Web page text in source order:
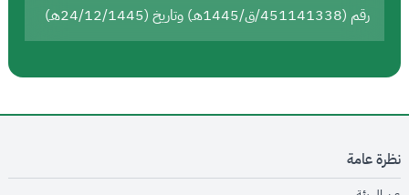
رقم (451141338/ق/1445هـ) وتاريخ (24/12/1445هـ)
نظرة عامة